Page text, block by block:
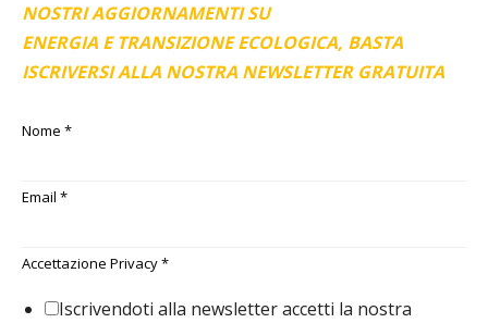
NOSTRI AGGIORNAMENTI SU
ENERGIA E TRANSIZIONE ECOLOGICA, BASTA
ISCRIVERSI ALLA NOSTRA NEWSLETTER GRATUITA
Nome *
Email *
Accettazione Privacy*
Iscrivendoti alla newsletter accetti la nostra